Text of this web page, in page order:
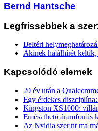
Bernd Hantsche
Legfrissebbek a
Beltéri
Akinek halálhírét keltik,
Kapcsolódó elemek
20 év után a
Egy érdekes
Kingston XS1000:
Emészthető áramforrás
Az Nvidia szerint ma